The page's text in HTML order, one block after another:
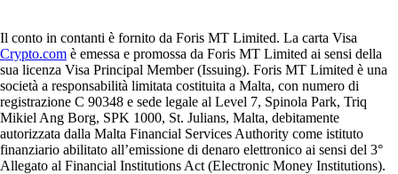
Il conto in contanti è fornito da Foris MT Limited. La carta Visa
Crypto.com è emessa e promossa da Foris MT Limited ai sensi della
sua licenza Visa Principal Member (Issuing). Foris MT Limited è una
società a responsabilità limitata costituita a Malta, con numero di
registrazione C 90348 e sede legale al Level 7, Spinola Park, Triq
Mikiel Ang Borg, SPK 1000, St. Julians, Malta, debitamente
autorizzata dalla Malta Financial Services Authority come istituto
finanziario abilitato all’emissione di denaro elettronico ai sensi del 3°
Allegato al Financial Institutions Act (Electronic Money Institutions).